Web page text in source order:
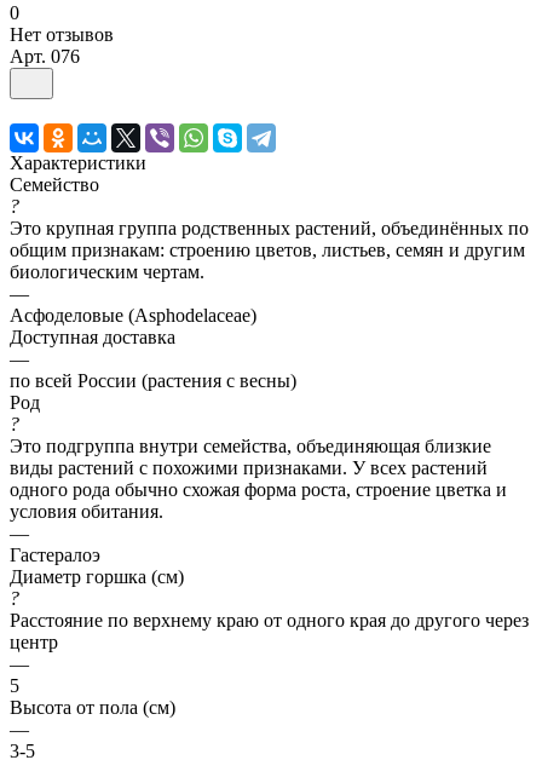
0
Нет отзывов
Арт. 076
Характеристики
Семейство
?
Это крупная группа родственных растений, объединённых по
общим признакам: строению цветов, листьев, семян и другим
биологическим чертам.
—
Асфоделовые (Asphodelaceae)
Доступная доставка
—
по всей России (растения с весны)
Род
?
Это подгруппа внутри семейства, объединяющая близкие
виды растений с похожими признаками. У всех растений
одного рода обычно схожая форма роста, строение цветка и
условия обитания.
—
Гастералоэ
Диаметр горшка (см)
?
Расстояние по верхнему краю от одного края до другого через
центр
—
5
Высота от пола (см)
—
3-5